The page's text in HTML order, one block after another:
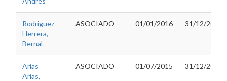
Rodriguez
Herrera,
Bernal
ASOCIADO 01/01/2016 31/12/2016
Arias
Arias,
ASOCIADO 01/07/2015 31/12/2015